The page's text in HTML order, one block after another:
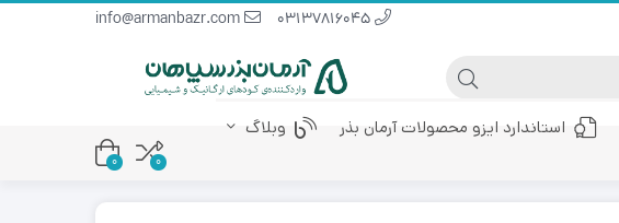
استاندارد ایزو محصولات آرمان بذر وبلاگ
0
0